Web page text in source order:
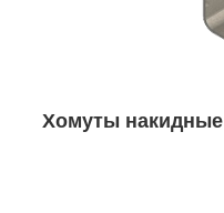
Хомуты накидные